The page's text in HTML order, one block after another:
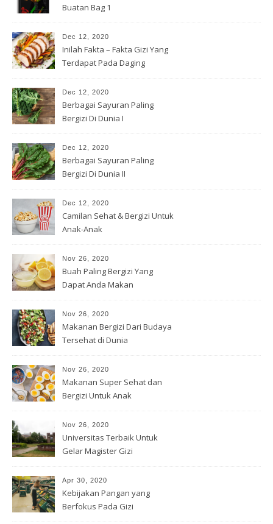
Buatan Bag 1
Dec 12, 2020
Inilah Fakta – Fakta Gizi Yang
Terdapat Pada Daging
Dec 12, 2020
Berbagai Sayuran Paling
Bergizi Di Dunia I
Dec 12, 2020
Berbagai Sayuran Paling
Bergizi Di Dunia II
Dec 12, 2020
Camilan Sehat & Bergizi Untuk
Anak-Anak
Nov 26, 2020
Buah Paling Bergizi Yang
Dapat Anda Makan
Nov 26, 2020
Makanan Bergizi Dari Budaya
Tersehat di Dunia
Nov 26, 2020
Makanan Super Sehat dan
Bergizi Untuk Anak
Nov 26, 2020
Universitas Terbaik Untuk
Gelar Magister Gizi
Apr 30, 2020
Kebijakan Pangan yang
Berfokus Pada Gizi